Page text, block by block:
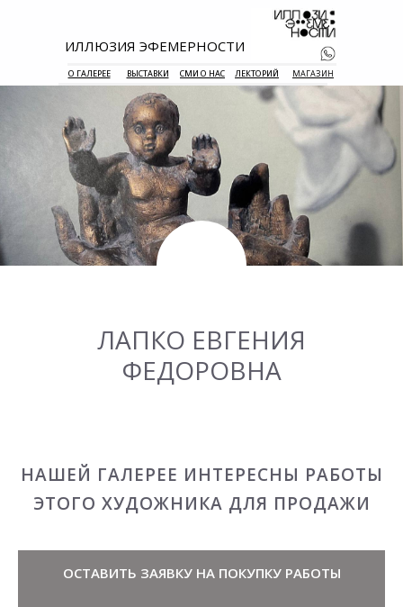
МАГАЗИН
ЛЕКТОРИЙ
СМИ О НАС
ВЫСТАВКИ
О ГАЛЕРЕЕ
ИЛЛЮЗИЯ ЭФЕМЕРНОСТИ
ЛАПКО ЕВГЕНИЯ
ФЕДОРОВНА
НАШЕЙ ГАЛЕРЕЕ ИНТЕРЕСНЫ РАБОТЫ
ЭТОГО ХУДОЖНИКА ДЛЯ ПРОДАЖИ
ОСТАВИТЬ ЗАЯВКУ НА ПОКУПКУ РАБОТЫ